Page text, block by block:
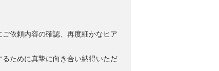
依頼内容の確認、再度細かなヒア
ために真摯に向き合い納得いただ